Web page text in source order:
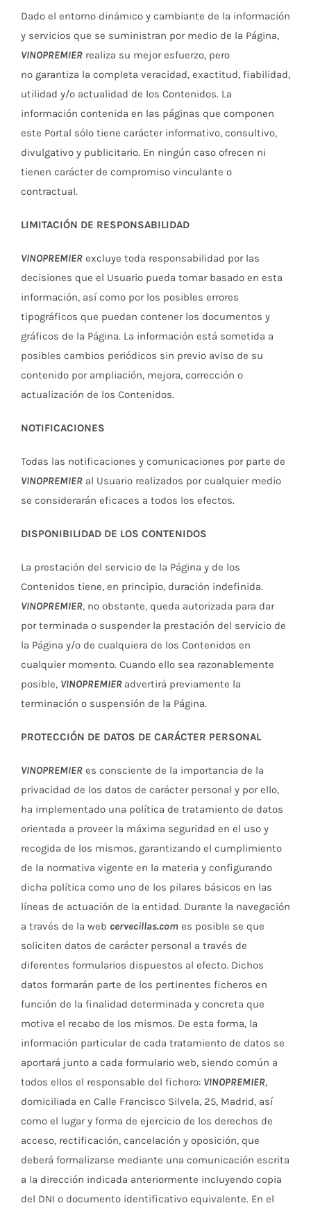
Dado el entorno dinámico y cambiante de la información
y servicios que se suministran por medio de la Página,
VINOPREMIER realiza su mejor esfuerzo, pero
no garantiza la completa veracidad, exactitud, fiabilidad,
utilidad y/o actualidad de los Contenidos. La
información contenida en las páginas que componen
este Portal sólo tiene carácter informativo, consultivo,
divulgativo y publicitario. En ningún caso ofrecen ni
tienen carácter de compromiso vinculante o
contractual.
LIMITACIÓN DE RESPONSABILIDAD
VINOPREMIER excluye toda responsabilidad por las
decisiones que el Usuario pueda tomar basado en esta
información, así como por los posibles errores
tipográficos que puedan contener los documentos y
gráficos de la Página. La información está sometida a
posibles cambios periódicos sin previo aviso de su
contenido por ampliación, mejora, corrección o
actualización de los Contenidos.
NOTIFICACIONES
Todas las notificaciones y comunicaciones por parte de
VINOPREMIER al Usuario realizados por cualquier medio
se considerarán eficaces a todos los efectos.
DISPONIBILIDAD DE LOS CONTENIDOS
La prestación del servicio de la Página y de los
Contenidos tiene, en principio, duración indefinida.
VINOPREMIER, no obstante, queda autorizada para dar
por terminada o suspender la prestación del servicio de
la Página y/o de cualquiera de los Contenidos en
cualquier momento. Cuando ello sea razonablemente
posible, VINOPREMIER advertirá previamente la
terminación o suspensión de la Página.
PROTECCIÓN DE DATOS DE CARÁCTER PERSONAL
VINOPREMIER es consciente de la importancia de la
privacidad de los datos de carácter personal y por ello,
ha implementado una política de tratamiento de datos
orientada a proveer la máxima seguridad en el uso y
recogida de los mismos, garantizando el cumplimiento
de la normativa vigente en la materia y configurando
dicha política como uno de los pilares básicos en las
líneas de actuación de la entidad. Durante la navegación
a través de la web cervecillas.com es posible se que
soliciten datos de carácter personal a través de
diferentes formularios dispuestos al efecto. Dichos
datos formarán parte de los pertinentes ficheros en
función de la finalidad determinada y concreta que
motiva el recabo de los mismos. De esta forma, la
información particular de cada tratamiento de datos se
aportará junto a cada formulario web, siendo común a
todos ellos el responsable del fichero: VINOPREMIER,
domiciliada en Calle Francisco Silvela, 25, Madrid, así
como el lugar y forma de ejercicio de los derechos de
acceso, rectificación, cancelación y oposición, que
deberá formalizarse mediante una comunicación escrita
a la dirección indicada anteriormente incluyendo copia
del DNI o documento identificativo equivalente. En el